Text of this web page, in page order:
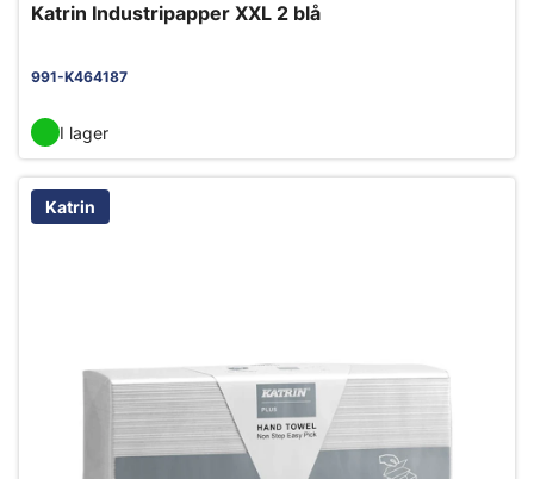
Katrin Industripapper XXL 2 blå
991-K464187
I lager
Katrin